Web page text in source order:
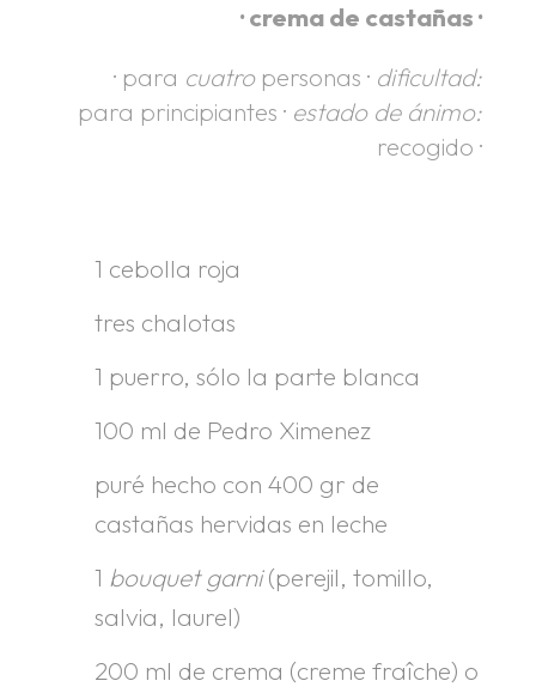
· crema de castañas ·
· para cuatropersonas · dificultad:
para principiantes · estado de ánimo:
recogido ·
1 cebolla roja
tres chalotas
1 puerro, sólo la parte blanca
100 ml de Pedro Ximenez
puré hecho con 400 gr de
castañas hervidas en leche
1 bouquet garni(perejil, tomillo,
salvia, laurel)
200 ml de crema (creme fraîche) o